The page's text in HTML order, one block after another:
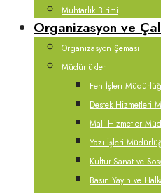
Muhtarlık Birimi
Organizasyon ve
Organizasyon Şeması
Müdürlükler
Fen İşleri
Destek Hizmetleri
Mali Hizmetler
Yazı İşleri
Kültür-Sanat ve
Basın Yayın ve